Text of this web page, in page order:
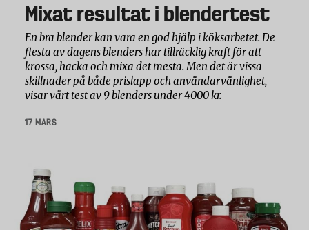
Mixat resultat i blendertest
En bra blender kan vara en god hjälp i köksarbetet. De
flesta av dagens blenders har tillräcklig kraft för att
krossa, hacka och mixa det mesta. Men det är vissa
skillnader på både prislapp och användarvänlighet,
visar vårt test av 9 blenders under 4000 kr.
17 MARS